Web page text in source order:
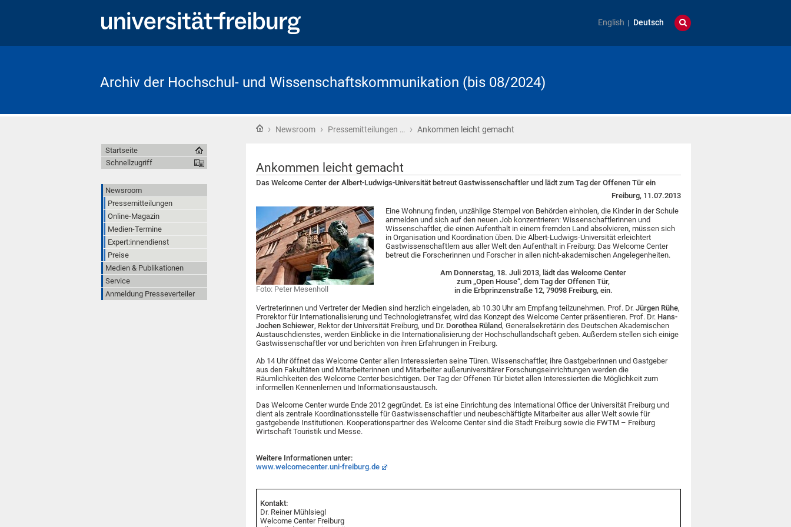
English Deutsch
Archiv der Hochschul- und Wissenschaftskommunikation (bis 08/2024)
Startseite
› Newsroom › Pressemitteilungen … › Ankommen leicht gemacht
Ankommen leicht gemacht
Das Welcome Center der Albert-Ludwigs-Universität betreut Gastwissenschaftler und lädt zum Tag der Offenen Tür ein
Freiburg, 11.07.2013
Foto: Peter Mesenholl
Eine Wohnung finden, unzählige Stempel von Behörden einholen, die Kinder in der Schule
anmelden und sich auf den neuen Job konzentrieren: Wissenschaftlerinnen und
Wissenschaftler, die einen Aufenthalt in einem fremden Land absolvieren, müssen sich
in Organisation und Koordination üben. Die Albert-Ludwigs-Universität erleichtert
Gastwissenschaftlern aus aller Welt den Aufenthalt in Freiburg: Das Welcome Center
betreut die Forscherinnen und Forscher in allen nicht-akademischen Angelegenheiten.
Am Donnerstag, 18. Juli 2013, lädt das Welcome Center
zum „Open House“, dem Tag der Offenen Tür,
in die Erbprinzenstraße 12, 79098 Freiburg, ein.
Vertreterinnen und Vertreter der Medien sind herzlich eingeladen, ab 10.30 Uhr am Empfang teilzunehmen. Prof. Dr. Jürgen Rühe,
Prorektor für Internationalisierung und Technologietransfer, wird das Konzept des Welcome Center präsentieren. Prof. Dr. Hans-
Jochen Schiewer, Rektor der Universität Freiburg, und Dr. Dorothea Rüland, Generalsekretärin des Deutschen Akademischen
Austauschdienstes, werden Einblicke in die Internationalisierung der Hochschullandschaft geben. Außerdem stellen sich einige
Gastwissenschaftler vor und berichten von ihren Erfahrungen in Freiburg.
Ab 14 Uhr öffnet das Welcome Center allen Interessierten seine Türen. Wissenschaftler, ihre Gastgeberinnen und Gastgeber
aus den Fakultäten und Mitarbeiterinnen und Mitarbeiter außeruniversitärer Forschungseinrichtungen werden die
Räumlichkeiten des Welcome Center besichtigen. Der Tag der Offenen Tür bietet allen Interessierten die Möglichkeit zum
informellen Kennenlernen und Informationsaustausch.
Das Welcome Center wurde Ende 2012 gegründet. Es ist eine Einrichtung des International Office der Universität Freiburg und
dient als zentrale Koordinationsstelle für Gastwissenschaftler und neubeschäftigte Mitarbeiter aus aller Welt sowie für
gastgebende Institutionen. Kooperationspartner des Welcome Center sind die Stadt Freiburg sowie die FWTM – Freiburg
Wirtschaft Touristik und Messe.
Weitere Informationen unter:
www.welcomecenter.uni-freiburg.de
Kontakt:
Dr. Reiner Mühlsiegl
Welcome Center Freiburg
Startseite
Schnellzugriff
Newsroom
Pressemitteilungen
Online-Magazin
Medien-Termine
Expert:innendienst
Preise
Medien & Publikationen
Service
Anmeldung Presseverteiler